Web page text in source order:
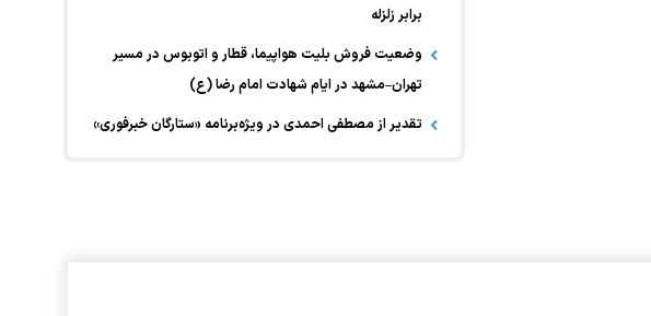
برابر زلزله
وضعیت فروش بلیت هواپیما، قطار و اتوبوس در مسیر
تهران–مشهد در ایام شهادت امام رضا (ع)
تقدیر از مصطفی احمدی در ویژه‌برنامه «ستارگان خبرفوری»